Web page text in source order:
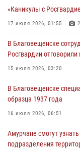
23 июля 2026, 00:00
Координационного
деятельности при
21 июля 2026, 01:10
«Каникулы с
17 июля 2026, 01:55 2
В Благовещенске
Росгвардии
15 июля 2026, 03:20
В Благовещенске
образца 1937 года
16 июля 2026, 06:51
Амурчане смогут
подразделения